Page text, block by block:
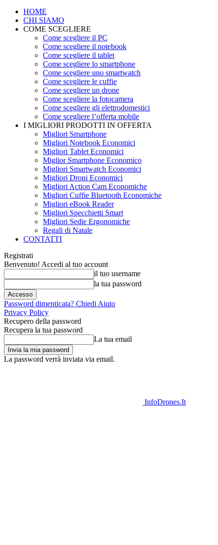
HOME
CHI SIAMO
COME SCEGLIERE
Come scegliere il PC
Come scegliere il notebook
Come scegliere il tablet
Come scegliere lo smartphone
Come scegliere uno smartwatch
Come scegliere le cuffie
Come scegliere un drone
Come scegliere la fotocamera
Come scegliere gli elettrodomestici
Come scegliere l’offerta mobile
I MIGLIORI PRODOTTI IN OFFERTA
Migliori Smartphone
Migliori Notebook Economici
Migliori Tablet Economici
Miglior Smartphone Economico
Migliori Smartwatch Economici
Migliori Droni Economici
Migliori Action Cam Economiche
Migliori Cuffie Bluetooth Economiche
Migliori eBook Reader
Migliori Specchietti Smart
Migliori Sedie Ergonomiche
Regali di Natale
CONTATTI
Registrati
Benvenuto! Accedi al tuo account
il tuo username
la tua password
Password dimenticata? Chiedi Aiuto
Privacy Policy
Recupero della password
Recupera la tua password
La tua email
La password verrà inviata via email.
InfoDrones.It